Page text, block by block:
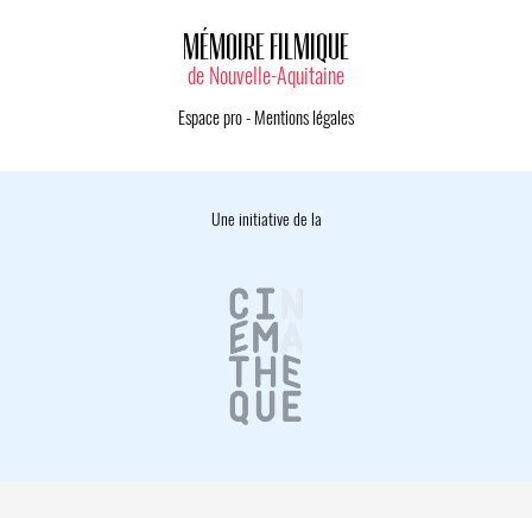
MÉMOIRE FILMIQUE
de Nouvelle-Aquitaine
Espace pro- Mentions légales
Une initiative de la